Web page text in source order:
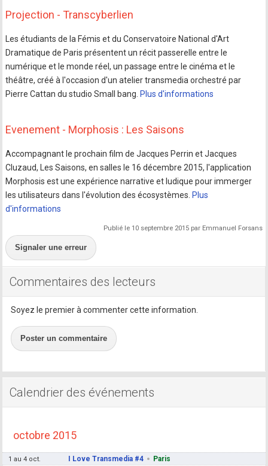
Projection - Transcyberlien
Les étudiants de la Fémis et du Conservatoire National d'Art
Dramatique de Paris présentent un récit passerelle entre le
numérique et le monde réel, un passage entre le cinéma et le
théâtre, créé à l'occasion d'un atelier transmedia orchestré par
Pierre Cattan du studio Small bang. Plus d'informations
Evenement - Morphosis : Les Saisons
Accompagnant le prochain film de Jacques Perrin et Jacques
Cluzaud, Les Saisons, en salles le 16 décembre 2015, l'application
Morphosis est une expérience narrative et ludique pour immerger
les utilisateurs dans l'évolution des écosystèmes. Plus
d'informations
Publié le 10 septembre 2015 par Emmanuel Forsans
Signaler une erreur
Commentaires des lecteurs
Soyez le premier à commenter cette information.
Poster un commentaire
Calendrier des événements
octobre 2015
1 au 4 oct. I Love Transmedia #4 Paris